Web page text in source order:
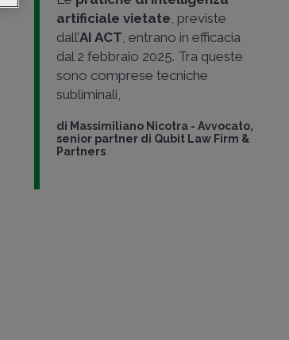
artificiale vietate, previste
dall’AI ACT, entrano in efficacia
dal 2 febbraio 2025. Tra queste
sono comprese tecniche
subliminali,
di Massimiliano Nicotra - Avvocato,
senior partner di Qubit Law Firm &
Partners